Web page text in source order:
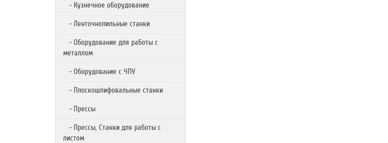
- Кузнечное оборудование
- Ленточнопильные станки
- Оборудование для работы с
металлом
- Оборудование с ЧПУ
- Плоскошлифовальные станки
- Прессы
- Прессы, Станки для работы с
листом